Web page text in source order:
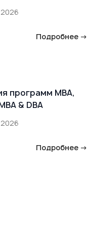
Подробнее →
программ MBA,
& DBA
Подробнее →